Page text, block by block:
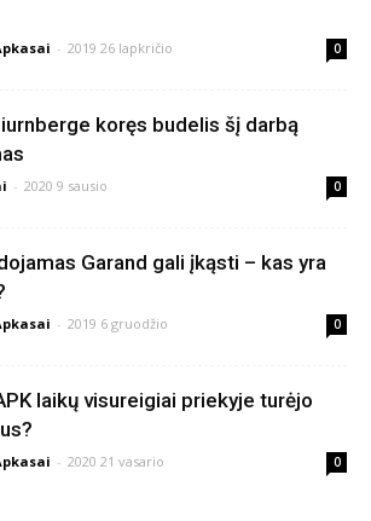
- 2019 26 lapkričio 0
koręs budelis šį darbą
- 2020 9 sausio 0
Garand gali įkąsti – kas yra
- 2019 6 gruodžio 0
laikų visureigiai priekyje turėjo
- 2020 21 vasario 0